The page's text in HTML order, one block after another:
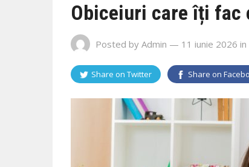
Obiceiuri care îți fac
Posted by Admin — 11 iunie 2026 in
Share on Twitter Share on